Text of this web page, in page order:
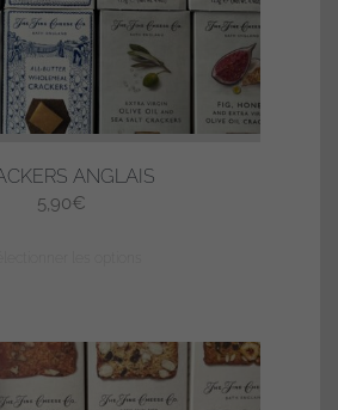
ANGLAIS
5,90€